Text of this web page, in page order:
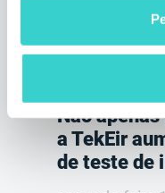
Não
a TekEir
de teste de